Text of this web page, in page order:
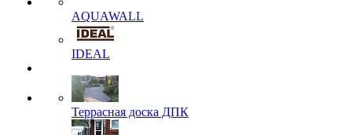
AQUAWALL
IDEAL
Террасная доска ДПК